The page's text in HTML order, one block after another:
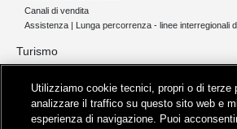
Canali di vendita
Assistenza | Lunga percorrenza - linee interregionali
Turismo
Servizi per aeroporti
Servizi di noleggio con conducente
Servizio di navigazione sul Lago Trasimeno
Utilizziamo cookie tecnici, propri o di terze
analizzare il traffico su questo sito web e
esperienza di navigazione. Puoi